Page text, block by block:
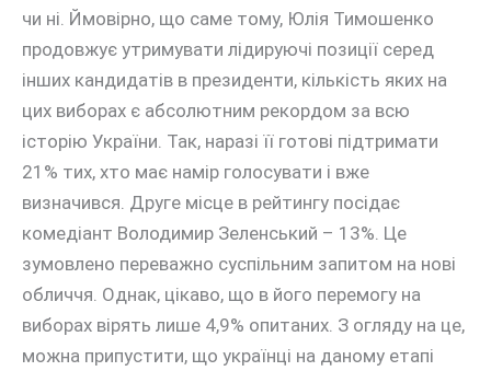
чи ні. Ймовірно, що саме тому, Юлія Тимошенко
продовжує утримувати лідируючі позиції серед
інших кандидатів в президенти, кількість яких на
цих виборах є абсолютним рекордом за всю
історію України. Так, наразі її готові підтримати
21% тих, хто має намір голосувати і вже
визначився. Друге місце в рейтингу посідає
комедіант Володимир Зеленський – 13%. Це
зумовлено переважно суспільним запитом на нові
обличчя. Однак, цікаво, що в його перемогу на
виборах вірять лише 4,9% опитаних. З огляду на це,
можна припустити, що українці на даному етапі